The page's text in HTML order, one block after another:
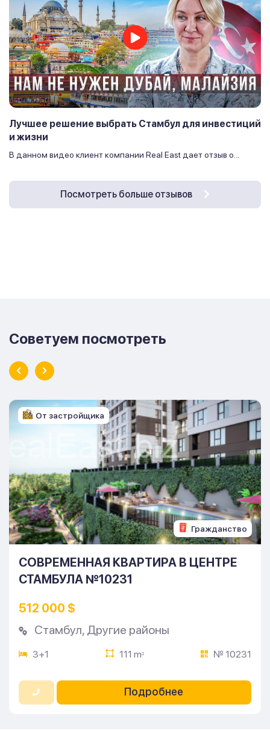
Лучшее решение выбрать Стамбул для инвестиций
и жизни
В данном видео клиент компании Real East дает отзыв о...
Посмотреть больше отзывов
Советуем посмотреть
Гражданство
От застройщика
СОВРЕМЕННАЯ КВАРТИРА В ЦЕНТРЕ
СТАМБУЛА №10231
512 000 $
Стамбул, Другие районы
3+1 111 m2 № 10231
Подробнее